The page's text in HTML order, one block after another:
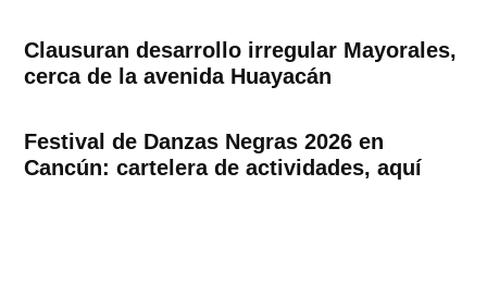
Clausuran desarrollo irregular Mayorales,
cerca de la avenida Huayacán
Festival de Danzas Negras 2026 en
Cancún: cartelera de actividades, aquí